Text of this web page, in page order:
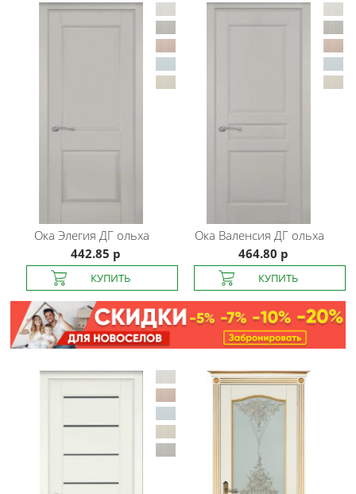
Ока Элегия ДГ ольха
442.85 р
Ока Валенсия ДГ ольха
464.80 р